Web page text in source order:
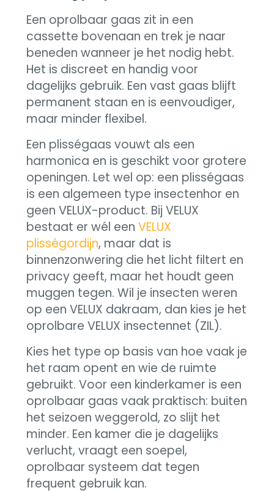
Een oprolbaar gaas zit in een
cassette bovenaan en trek je naar
beneden wanneer je het nodig hebt.
Het is discreet en handig voor
dagelijks gebruik. Een vast gaas blijft
permanent staan en is eenvoudiger,
maar minder flexibel.
Een plisségaas vouwt als een
harmonica en is geschikt voor grotere
openingen. Let wel op: een plisségaas
is een algemeen type insectenhor en
geen VELUX-product. Bij VELUX
bestaat er wél een VELUX
plisségordijn, maar dat is
binnenzonwering die het licht filtert en
privacy geeft, maar het houdt geen
muggen tegen. Wil je insecten weren
op een VELUX dakraam, dan kies je het
oprolbare VELUX insectennet (ZIL).
Kies het type op basis van hoe vaak je
het raam opent en wie de ruimte
gebruikt. Voor een kinderkamer is een
oprolbaar gaas vaak praktisch: buiten
het seizoen weggerold, zo slijt het
minder. Een kamer die je dagelijks
verlucht, vraagt een soepel,
oprolbaar systeem dat tegen
frequent gebruik kan.